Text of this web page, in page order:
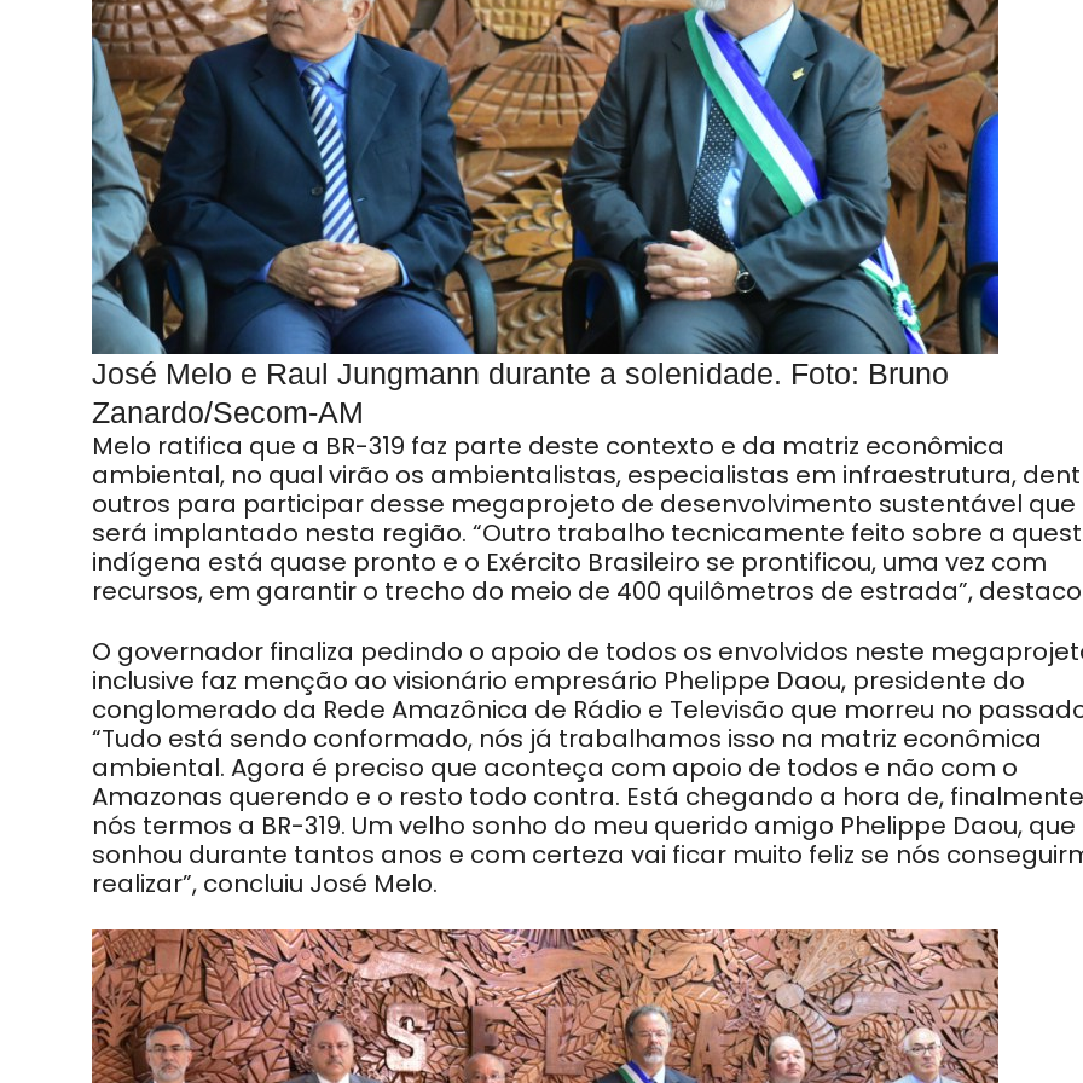
José Melo e Raul Jungmann durante a solenidade. Foto: Bruno
Zanardo/Secom-AM
Melo ratifica que a BR-319 faz parte deste contexto e da matriz econômica
ambiental, no qual virão os ambientalistas, especialistas em infraestrutura,
outros para participar desse megaprojeto de desenvolvimento sustentável que
será implantado nesta região. “Outro trabalho tecnicamente feito sobre a
indígena está quase pronto e o Exército Brasileiro se prontificou, uma vez com
recursos, em garantir o trecho do meio de 400 quilômetros de estrada”,
O governador finaliza pedindo o apoio de todos os envolvidos neste
inclusive faz menção ao visionário empresário Phelippe Daou, presidente do
conglomerado da Rede Amazônica de Rádio e Televisão que morreu no
“Tudo está sendo conformado, nós já trabalhamos isso na matriz econômica
ambiental. Agora é preciso que aconteça com apoio de todos e não com o
Amazonas querendo e o resto todo contra. Está chegando a hora de,
nós termos a BR-319. Um velho sonho do meu querido amigo Phelippe Daou, que
sonhou durante tantos anos e com certeza vai ficar muito feliz se nós
realizar”, concluiu José Melo.